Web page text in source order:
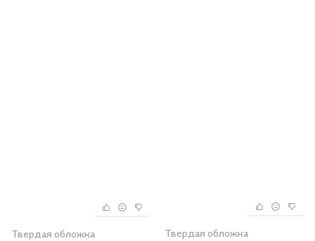
Твердая обложка Твердая обложка